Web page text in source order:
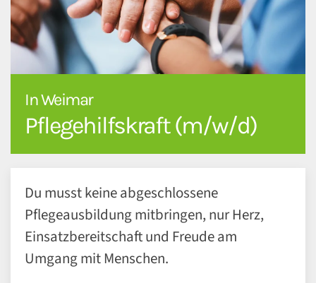
In Weimar
Pflegehilfskraft (m/w/d)
Du musst keine abgeschlossene
Pflegeausbildung mitbringen, nur Herz,
Einsatzbereitschaft und Freude am
Umgang mit Menschen.